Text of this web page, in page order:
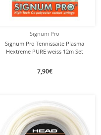
Signum Pro
Signum Pro Tennissaite Plasma
Hextreme PURE weiss 12m Set
7,90€